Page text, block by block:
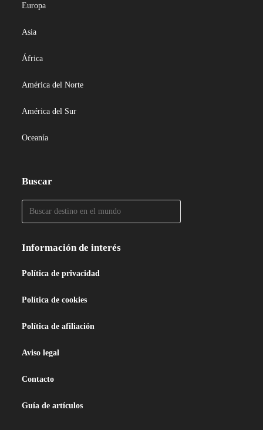
Europa
Asia
África
América del Norte
América del Sur
Oceanía
Buscar
Información de interés
Política de privacidad
Política de cookies
Política de afiliación
Aviso legal
Contacto
Guía de artículos